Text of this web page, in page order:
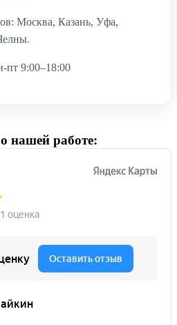
Москва, Казань, Уфа,
пт 9:00–18:00
нашей работе: